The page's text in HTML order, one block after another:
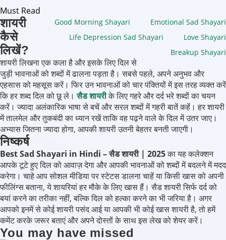
Must Read
Emotional Sad Shayari
Good Morning Shayari
Love Shayari
Life Depression Sad Shayari
Breakup Shayari
शायरी
कैसे
लिखें?
शायरी लिखना एक कला है और इसके लिए दिल से
जुड़ी भावनाओं को शब्दों में ढालना पड़ता है। सबसे पहले, अपने अनुभव और
एहसास को महसूस करें। फिर उन भावनाओं को चार पंक्तियों में इस तरह व्यक्त करें
कि हर शब्द दिल को छू ले।सैड शायरीके लिए गहरे और दर्द भरे शब्दों का चयन
करें। ज्यादा अलंकारिक भाषा से बचें और सरल शब्दों में गहरी बातें कहें। हर शायरी
में तालमेल और तुकबंदी का ध्यान रखें ताकि वह पढ़ने वाले के दिल में उतर जाए।
अभ्यास जितना ज्यादा होगा, आपकी शायरी उतनी बेहतर बनती जाएगी।
निष्कर्ष
Best Sad Shayari in Hindi – सैड शायरी | 2025का यह कलेक्शन
आपके टूटे हुए दिल को आवाज़ देगा और आपकी भावनाओं को शब्दों में बदलने में मदद
करेगा। चाहे आप सोशल मीडिया पर स्टेटस डालना चाहें या किसी खास को अपनी
फीलिंग्स बताना, ये शायरियां हर मौके के लिए खास हैं। सैड शायरी सिर्फ दर्द को
बयां करने का तरीका नहीं, बल्कि दिल को हल्का करने का भी जरिया है। अगर
आपको इनमें से कोई शायरी पसंद आई या आपकी भी कोई खास शायरी है, तो हमें
कमेंट करके जरूर बताएं और अपने दोस्तों के साथ इस लेख को शेयर करें।
You may have missed